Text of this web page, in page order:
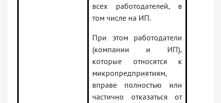
всех работодателей, в
том числе на ИП.
При этом работодатели
(компании и ИП),
которые относятся к
микропредприятиям,
вправе полностью или
частично отказаться от